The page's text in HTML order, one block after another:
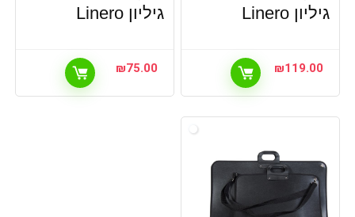
גיליון Linero
₪119.00
גיליון Linero
₪75.00